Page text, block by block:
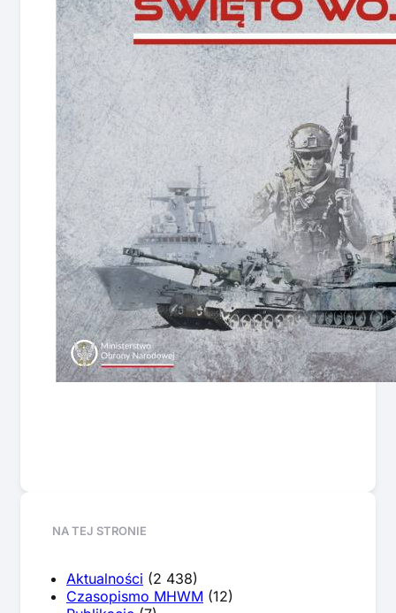
NA TEJ STRONIE
Aktualności (2 438)
Czasopismo MHWM (12)